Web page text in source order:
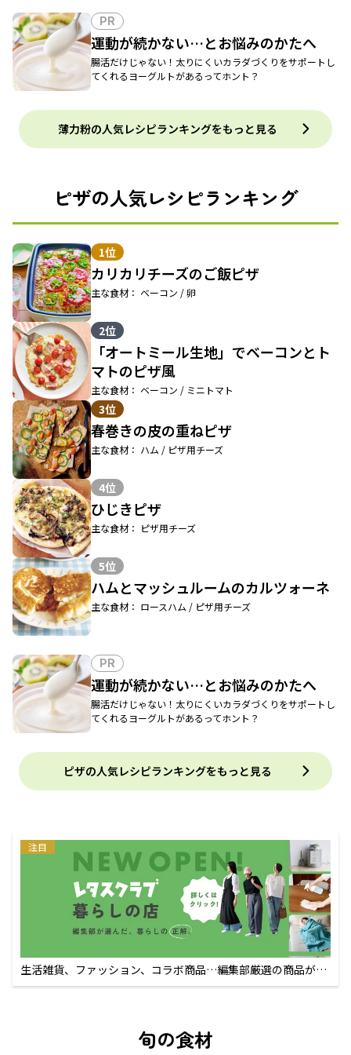
PR
運動が続かない…とお悩みのかたへ
腸活だけじゃない！太りにくいカラダづくりをサポートし
てくれるヨーグルトがあるってホント？
薄力粉の人気レシピランキングをもっと見る
ピザの人気レシピランキング
1位
カリカリチーズのご飯ピザ
主な食材： ベーコン / 卵
2位
「オートミール生地」でベーコンとト
マトのピザ風
主な食材： ベーコン / ミニトマト
3位
春巻きの皮の重ねピザ
主な食材： ハム / ピザ用チーズ
4位
ひじきピザ
主な食材： ピザ用チーズ
5位
ハムとマッシュルームのカルツォーネ
主な食材： ロースハム / ピザ用チーズ
PR
運動が続かない…とお悩みのかたへ
腸活だけじゃない！太りにくいカラダづくりをサポートし
てくれるヨーグルトがあるってホント？
ピザの人気レシピランキングをもっと見る
注目
生活雑貨、ファッション、コラボ商品…編集部厳選の商品が買
えるECサイト
旬の食材